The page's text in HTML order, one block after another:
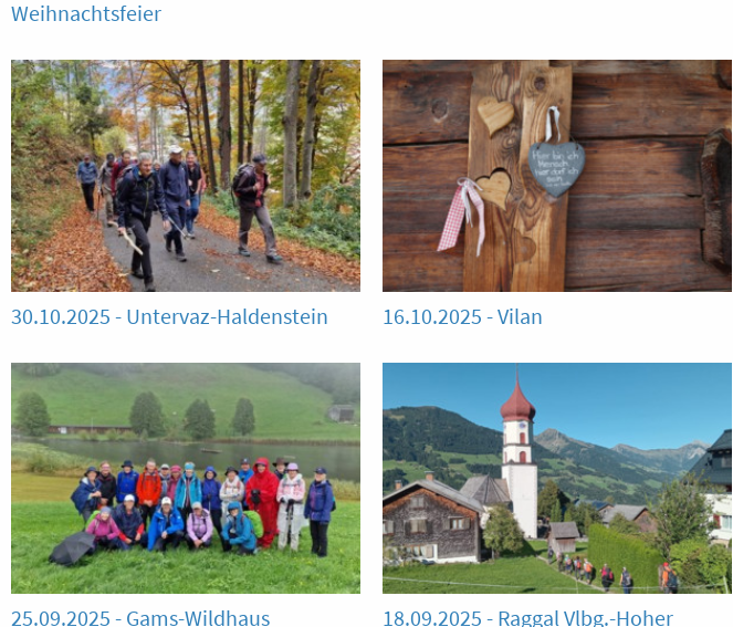
Weihnachtsfeier
30.10.2025 - Untervaz-Haldenstein 16.10.2025 - Vilan
25.09.2025 - Gams-Wildhaus 18.09.2025 - Raggal Vlbg.-Hoher